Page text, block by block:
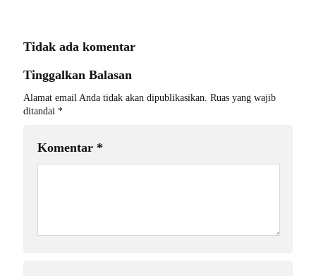
Tidak ada komentar
Tinggalkan Balasan
Alamat email Anda tidak akan dipublikasikan. Ruas yang wajib
ditandai *
Komentar *